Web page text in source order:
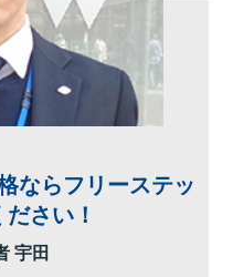
ならフリーステッ
さい！
宇田